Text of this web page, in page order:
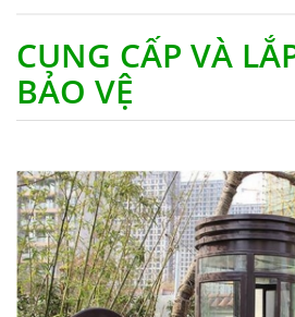
CUNG CẤP VÀ
BẢO VỆ